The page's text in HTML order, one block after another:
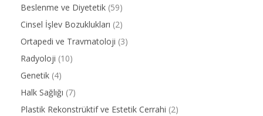
Beslenme ve Diyetetik (59)
Cinsel İşlev Bozuklukları (2)
Ortapedi ve Travmatoloji (3)
Radyoloji (10)
Genetik (4)
Halk Sağlığı (7)
Plastik Rekonstrüktif ve Estetik Cerrahi (2)